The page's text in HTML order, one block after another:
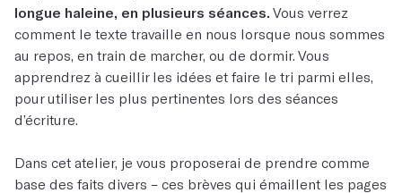
longue haleine, en plusieurs séances. Vous verrez
comment le texte travaille en nous lorsque nous sommes
au repos, en train de marcher, ou de dormir. Vous
apprendrez à cueillir les idées et faire le tri parmi elles,
pour utiliser les plus pertinentes lors des séances
d’écriture.
Dans cet atelier, je vous proposerai de prendre comme
base des faits divers – ces brèves qui émaillent les pages